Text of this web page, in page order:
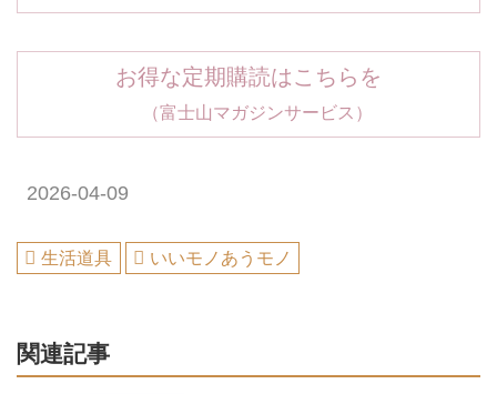
お得な定期購読はこちらを
（富士山マガジンサービス）
2026-04-09
生活道具 いいモノあうモノ
関連記事